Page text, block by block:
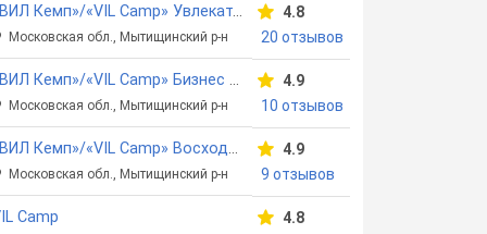
«ВИЛ Кемп»/«VIL Camp» Увлекательный английский
Московская обл., Мытищинский р-н
4.8
20 отзывов
«ВИЛ Кемп»/«VIL Camp» Бизнес каникулы
Московская обл., Мытищинский р-н
4.9
10 отзывов
«ВИЛ Кемп»/«VIL Camp» Восходящие звезды
Московская обл., Мытищинский р-н
4.9
9 отзывов
Camp
4.8